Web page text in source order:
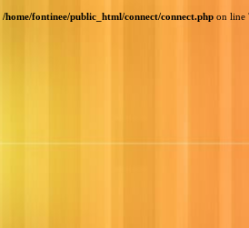
/home/fontinee/public_html/connect/connect.php on line